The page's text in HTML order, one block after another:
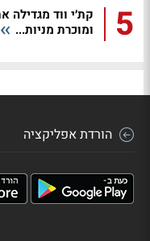
5
ומוכרת מניות...
הורדת אפליקציה